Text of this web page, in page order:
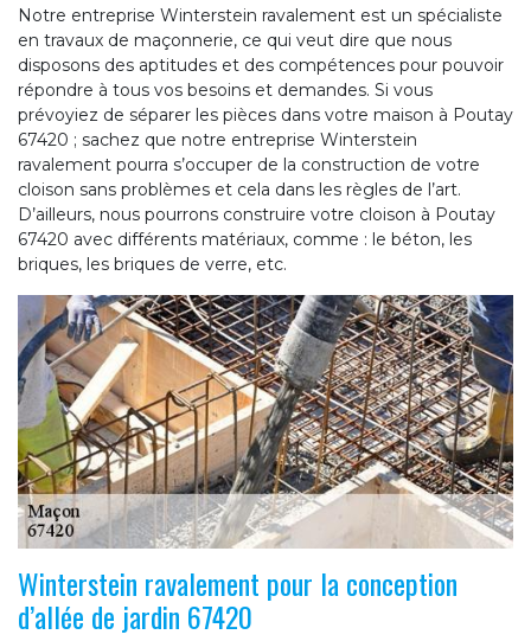
Notre entreprise Winterstein ravalement est un spécialiste
en travaux de maçonnerie, ce qui veut dire que nous
disposons des aptitudes et des compétences pour pouvoir
répondre à tous vos besoins et demandes. Si vous
prévoyiez de séparer les pièces dans votre maison à Poutay
67420 ; sachez que notre entreprise Winterstein
ravalement pourra s’occuper de la construction de votre
cloison sans problèmes et cela dans les règles de l’art.
D’ailleurs, nous pourrons construire votre cloison à Poutay
67420 avec différents matériaux, comme : le béton, les
briques, les briques de verre, etc.
Winterstein ravalement pour la conception
d’allée de jardin 67420